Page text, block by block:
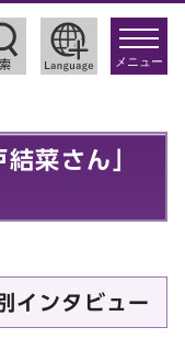
toggle
メニュー
菜さん」
インタビュー